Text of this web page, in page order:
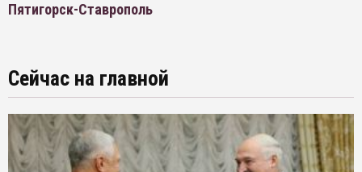
Пятигорск-Ставрополь
Сейчас на главной